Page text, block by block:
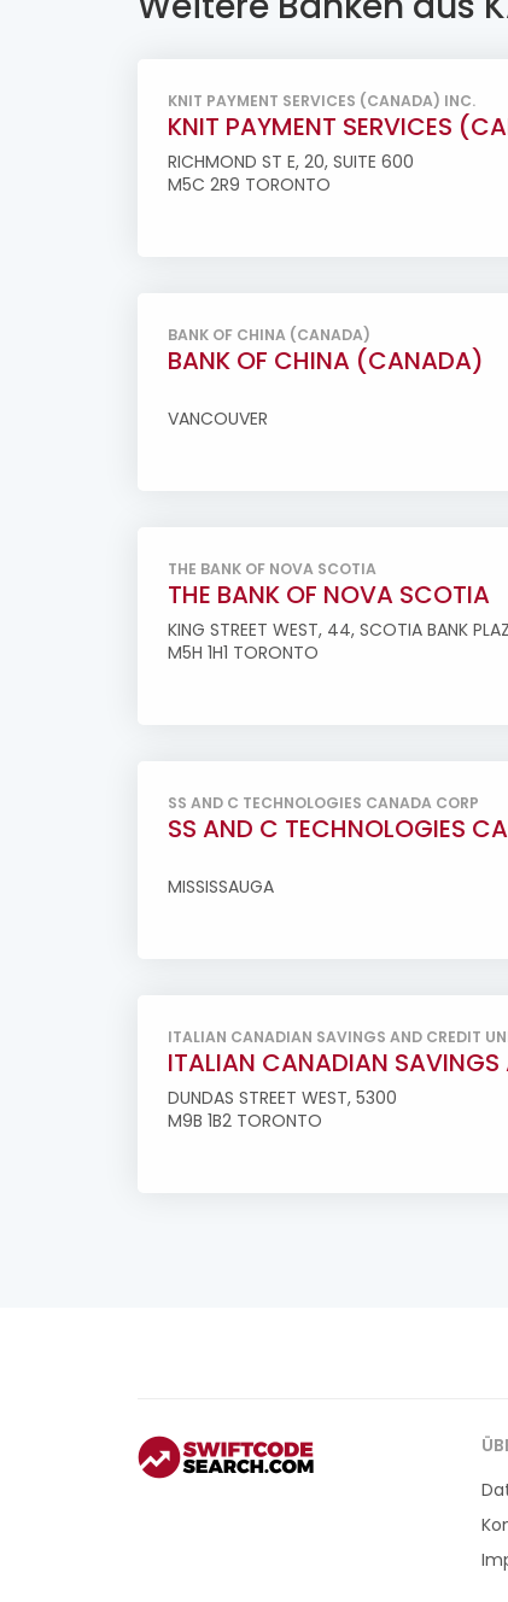
KNIT PAYMENT SERVICES (CANADA) INC.
KNIT PAYMENT SERVICES
RICHMOND ST E, 20, SUITE 600
M5C 2R9 TORONTO
BANK OF CHINA (CANADA)
BANK OF CHINA (CANADA)
VANCOUVER
THE BANK OF NOVA SCOTIA
THE BANK OF NOVA SCOTIA
KING STREET WEST, 44, SCOTIA BANK
M5H 1H1 TORONTO
SS AND C TECHNOLOGIES CANADA CORP
SS AND C TECHNOLOGIES
MISSISSAUGA
ITALIAN CANADIAN SAVINGS AND CREDIT
ITALIAN CANADIAN SAVINGS
DUNDAS STREET WEST, 5300
M9B 1B2 TORONTO